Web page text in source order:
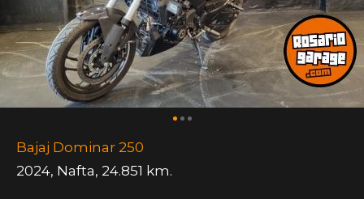
Bajaj Dominar 250
2024, Nafta, 24.851 km.